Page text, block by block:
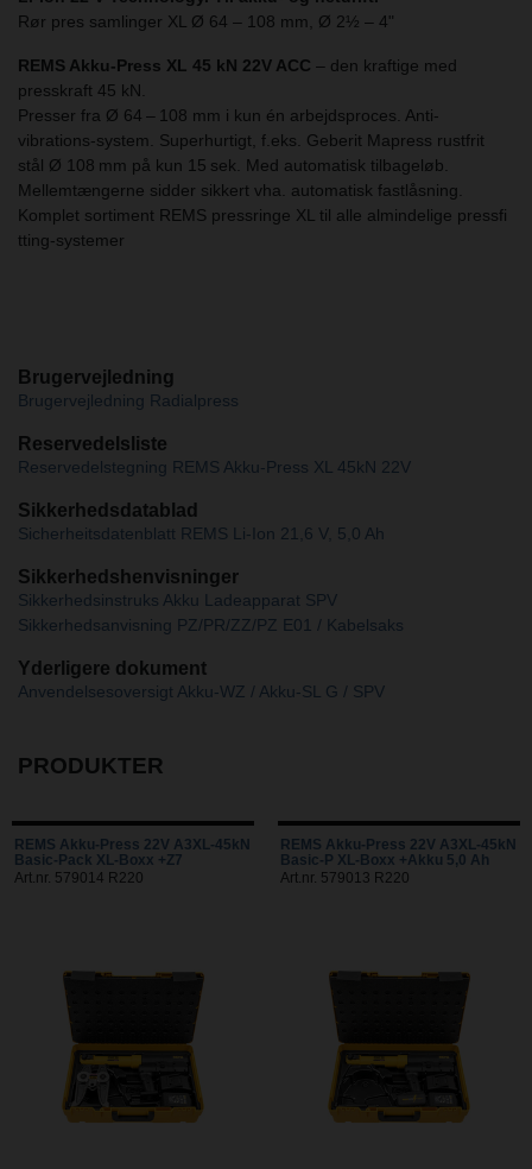
Rør pres samlinger XL Ø 64 – 108 mm, Ø 2½ – 4"
REMS Akku-Press XL 45 kN 22V ACC – den kraftige med
presskraft 45 kN.
Presser fra Ø 64 – 108 mm i kun én arbejdsproces. Anti-
vibrations-system. Superhurtigt, f.eks. Geberit Mapress rustfrit
stål Ø 108 mm på kun 15 sek. Med automatisk tilbageløb.
Mellemtængerne sidder sikkert vha. automatisk fastlåsning.
Komplet sortiment REMS pressringe XL til alle almindelige pressfi
tting-systemer
Brugervejledning
Brugervejledning Radialpress
Reservedelsliste
Reservedelstegning REMS Akku-Press XL 45kN 22V
Sikkerhedsdatablad
Sicherheitsdatenblatt REMS Li-Ion 21,6 V, 5,0 Ah
Sikkerhedshenvisninger
Sikkerhedsinstruks Akku Ladeapparat SPV
Sikkerhedsanvisning PZ/PR/ZZ/PZ E01 / Kabelsaks
Yderligere dokument
Anvendelsesoversigt Akku-WZ / Akku-SL G / SPV
PRODUKTER
REMS Akku-Press 22V A3XL-45kN
Basic-Pack XL-Boxx +Z7
Art.nr. 579014 R220
REMS Akku-Press 22V A3XL-45kN
Basic-P XL-Boxx +Akku 5,0 Ah
Art.nr. 579013 R220